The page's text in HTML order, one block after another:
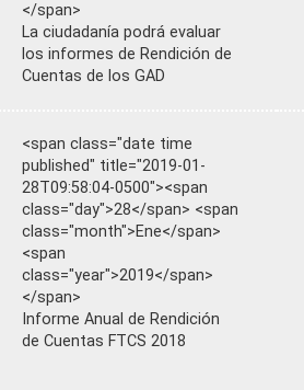
</span>
La ciudadanía podrá evaluar
los informes de Rendición de
Cuentas de los GAD
<span class="date time
published" title="2019-01-
28T09:58:04-0500"><span
class="day">28</span> <span
class="month">Ene</span>
<span
class="year">2019</span>
</span>
Informe Anual de Rendición
de Cuentas FTCS 2018